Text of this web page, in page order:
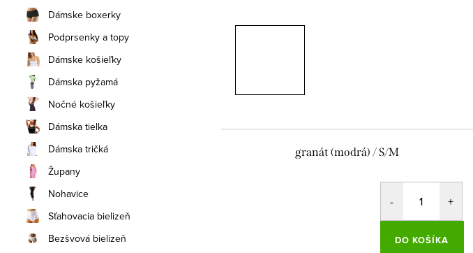
Dámske boxerky
Podprsenky a topy
Dámske košieľky
Dámska pyžamá
Nočné košieľky
Dámska tielka
Dámska tričká
Župany
Nohavice
Sťahovacia bielizeň
Bezšvová bielizeň
granát (modrá) / S/M
DO KOŠÍKA